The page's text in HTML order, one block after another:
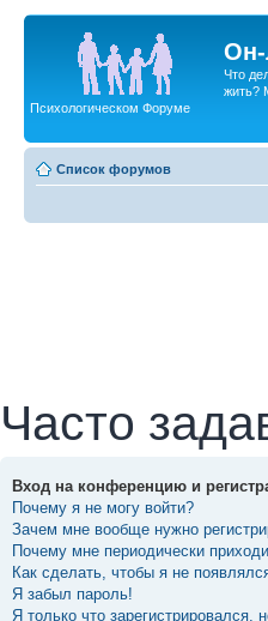
Он-
Что
жить?
Психологическом Форуме
Список форумов
Часто
Вход на конференцию и
Почему я не могу войти?
Зачем мне вообще нужно
Почему мне периодически
Как сделать, чтобы я не
Я забыл пароль!
Я только что зарегистрировался,